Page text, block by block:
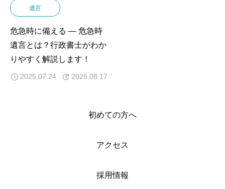
遺言
危急時に備える ― 危急時
遺言とは？行政書士がわか
りやすく解説します！
2025.07.24 2025.08.17
初めての方へ
アクセス
採用情報